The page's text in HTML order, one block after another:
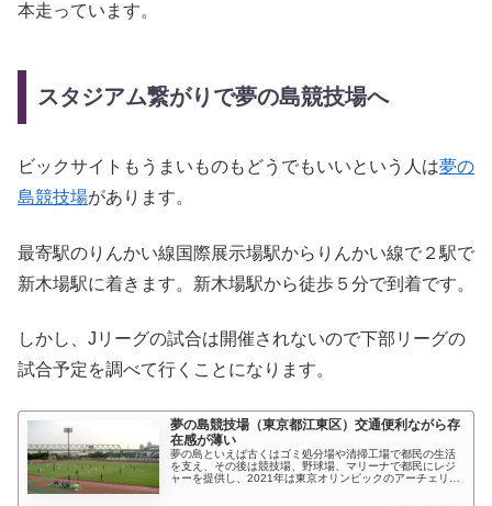
本走っています。
スタジアム繋がりで夢の島競技場へ
ビックサイトもうまいものもどうでもいいという人は夢の
島競技場があります。
最寄駅のりんかい線国際展示場駅からりんかい線で２駅で
新木場駅に着きます。新木場駅から徒歩５分で到着です。
しかし、Jリーグの試合は開催されないので下部リーグの
試合予定を調べて行くことになります。
夢の島競技場（東京都江東区）交通便利ながら存
在感が薄い
夢の島といえば古くはゴミ処分場や清掃工場で都民の生活
を支え、その後は競技場、野球場、マリーナで都民にレジ
ャーを提供し、2021年は東京オリンピックのアーチェリー